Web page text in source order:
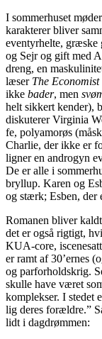
I sommerhuset
karakterer bliver
eventyrhelte, græske
og Sejr og gift med
dreng, en
læser The Economist
ikke bader, men
helt sikkert kender),
diskuterer Virginia
fe, polyamorøs
Charlie, der ikke er
ligner en androgyn
De er alle i
bryllup. Karen og
og stærk; Esben, der
Romanen bliver
det er også rigtigt,
KUA-core,
er ramt af 30’ernes
og parforholdskrig.
skulle have været
komplekser. I stedet
lig deres forældre.”
lidt i dagdrømmen: